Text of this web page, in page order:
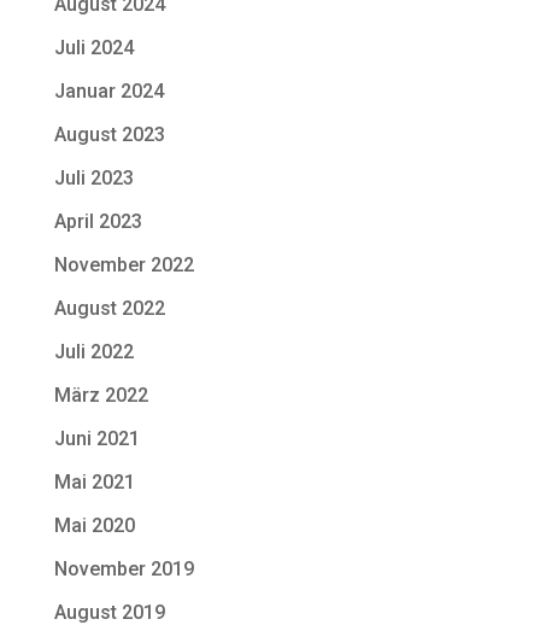
Juli 2024
Januar 2024
August 2023
Juli 2023
April 2023
November 2022
August 2022
Juli 2022
März 2022
Juni 2021
Mai 2021
Mai 2020
November 2019
August 2019